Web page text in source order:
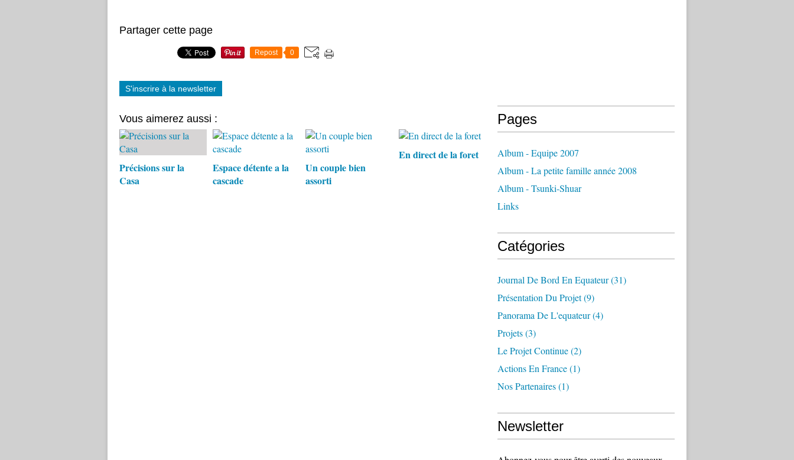
Partager cette page
Repost 0
S'inscrire à la newsletter
Vous aimerez aussi :
Précisions sur la
Casa
Espace détente a la
cascade
Un couple bien
assorti
En direct de la foret
Pages
Album - Equipe 2007
Album - La petite famille année 2008
Album - Tsunki-Shuar
Links
Catégories
Journal De Bord En Equateur(31)
Présentation Du Projet(9)
Panorama De L'equateur(4)
Projets(3)
Le Projet Continue(2)
Actions En France(1)
Nos Partenaires(1)
Newsletter